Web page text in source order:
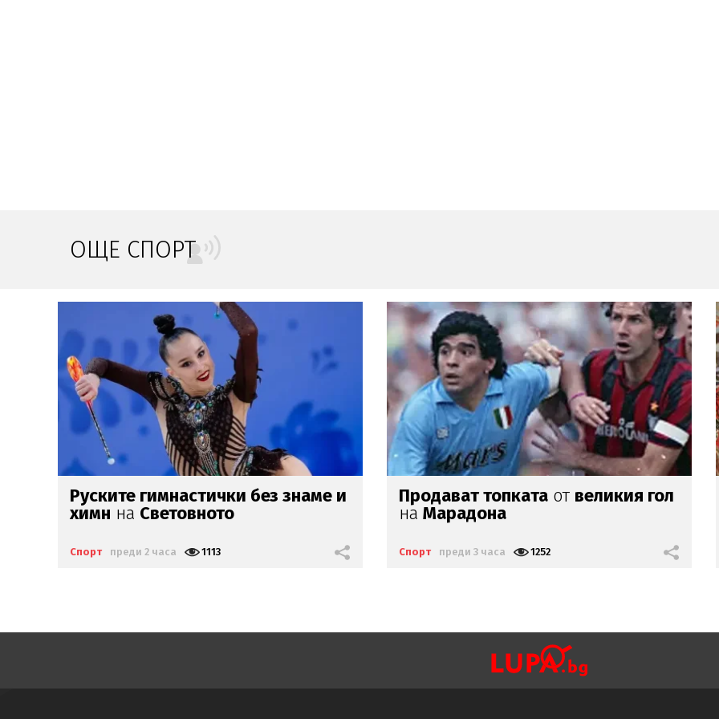
ОЩЕ СПОРТ
Продават топкатаот великия гол
наМарадона
Спорт преди 3 часа 1252
Федерацията на Южна Корея
подкупвала съдии със... секс
Спорт преди 18 часа 4657